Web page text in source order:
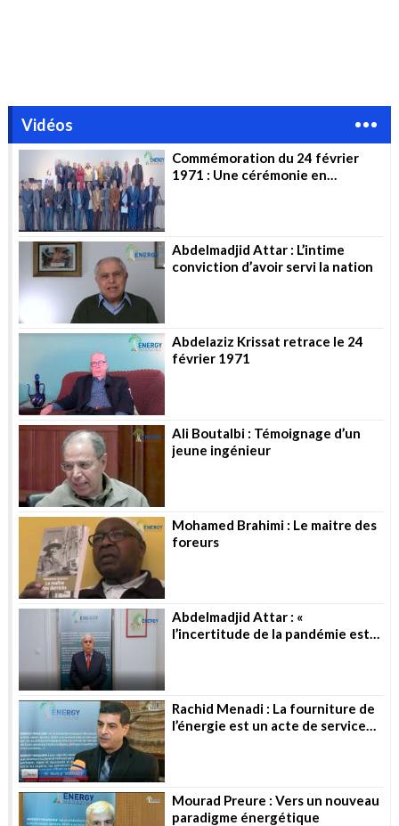
Vidéos
Commémoration du 24 février
1971 : Une cérémonie en
Abdelmadjid Attar : L’intime
conviction d’avoir servi la nation
Abdelaziz Krissat retrace le 24
février 1971
Ali Boutalbi : Témoignage d’un
jeune ingénieur
Mohamed Brahimi : Le maitre des
foreurs
Abdelmadjid Attar : «
l’incertitude de la pandémie est
Rachid Menadi : La fourniture de
l’énergie est un acte de service
Mourad Preure : Vers un nouveau
paradigme énergétique